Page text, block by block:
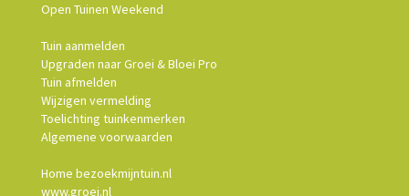
Open Tuinen Weekend
Tuin aanmelden
Upgraden naar Groei & Bloei Pro
Tuin afmelden
Wijzigen vermelding
Toelichting tuinkenmerken
Algemene voorwaarden
Home bezoekmijntuin.nl
www.groei.nl